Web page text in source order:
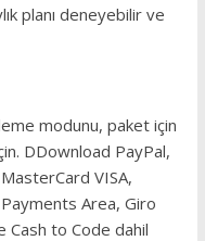
planı deneyebilir ve
modunu, paket için
DDownload PayPal,
VISA,
Area, Giro
Cash to Code dahil